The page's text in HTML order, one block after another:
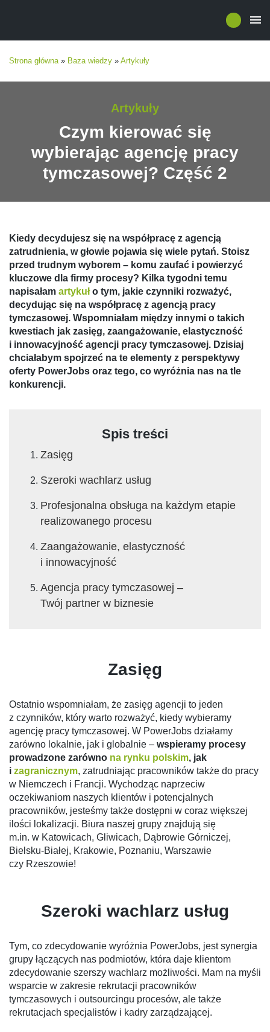
Strona główna» Baza wiedzy » Artykuły
Artykuły
Czym kierować się
wybierając agencję pracy
tymczasowej? Część 2
Kiedy decydujesz się na współpracę z agencją
zatrudnienia, w głowie pojawia się wiele pytań. Stoisz
przed trudnym wyborem – komu zaufać i powierzyć
kluczowe dla firmy procesy? Kilka tygodni temu
napisałam artykuło tym, jakie czynniki rozważyć,
decydując się na współpracę z agencją pracy
tymczasowej. Wspomniałam między innymi o takich
kwestiach jak zasięg, zaangażowanie, elastyczność
i innowacyjność agencji pracy tymczasowej. Dzisiaj
chciałabym spojrzeć na te elementy z perspektywy
oferty PowerJobs oraz tego, co wyróżnia nas na tle
konkurencji.
Spis treści
Zasięg
Szeroki wachlarz usług
Profesjonalna obsługa na każdym etapie
realizowanego procesu
Zaangażowanie, elastyczność
i innowacyjność
Agencja pracy tymczasowej –
Twój partner w biznesie
Zasięg
Ostatnio wspomniałam, że zasięg agencji to jeden
z czynników, który warto rozważyć, kiedy wybieramy
agencję pracy tymczasowej. W PowerJobs działamy
zarówno lokalnie, jak i globalnie – wspieramy procesy
prowadzone zarówno na rynku polskim, jak
i zagranicznym, zatrudniając pracowników także do pracy
w Niemczech i Francji. Wychodząc naprzeciw
oczekiwaniom naszych klientów i potencjalnych
pracowników, jesteśmy także dostępni w coraz większej
ilości lokalizacji. Biura naszej grupy znajdują się
m.in. w Katowicach, Gliwicach, Dąbrowie Górniczej,
Bielsku-Białej, Krakowie, Poznaniu, Warszawie
czy Rzeszowie!
Szeroki wachlarz usług
Tym, co zdecydowanie wyróżnia PowerJobs, jest synergia
grupy łączących nas podmiotów, która daje klientom
zdecydowanie szerszy wachlarz możliwości. Mam na myśli
wsparcie w zakresie rekrutacji pracowników
tymczasowych i outsourcingu procesów, ale także
rekrutacjach specjalistów i kadry zarządzającej.